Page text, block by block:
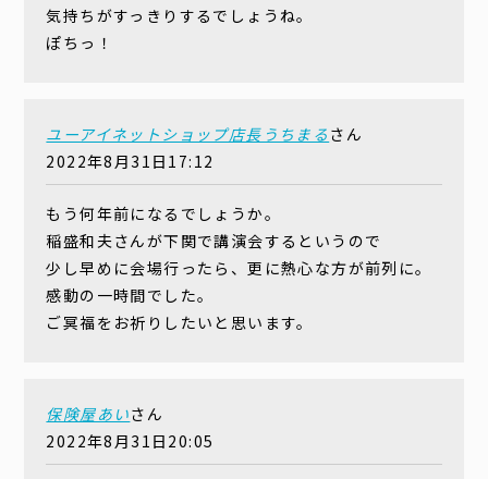
気持ちがすっきりするでしょうね。
ぽちっ！
ユーアイネットショップ店長うちまる さん
2022年8月31日17:12
もう何年前になるでしょうか。
稲盛和夫さんが下関で講演会するというので
少し早めに会場行ったら、更に熱心な方が前列に。
感動の一時間でした。
ご冥福をお祈りしたいと思います。
保険屋あいさん
2022年8月31日20:05